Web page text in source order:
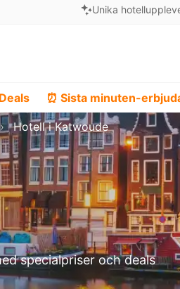
Unika
Deals ⏰ Sista minuten-
specialpriser och deals
Hotell i Katwoude